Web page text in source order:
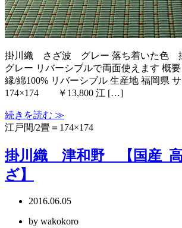
掛川織 さざ波 グレー 落ち着いた色
グレー リバーシブルで両面使えます 概
縁/綿100% リバーシブル 生産地 福岡県
174×174 ￥13,800 江 […]
続きを読む ≫
江戸間/2畳＝174×174
掛川織 津和野 【国産_高
ざ】
2016.06.05
by wakokoro